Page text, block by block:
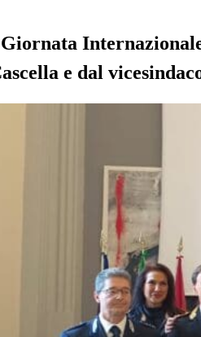
Giornata